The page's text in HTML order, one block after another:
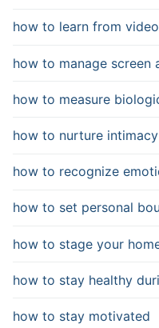
how to learn from
how to manage screen
how to measure
how to nurture intimacy
how to recognize
how to set personal
how to stage your
how to stay healthy
how to stay motivated